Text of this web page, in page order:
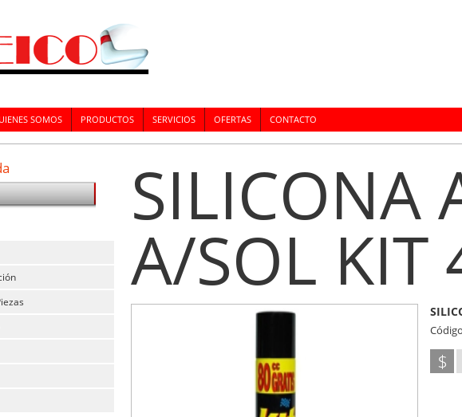
SOMOS PRODUCTOS SERVICIOS OFERTAS CONTACTO
SILICONA
A/SOL KIT
$